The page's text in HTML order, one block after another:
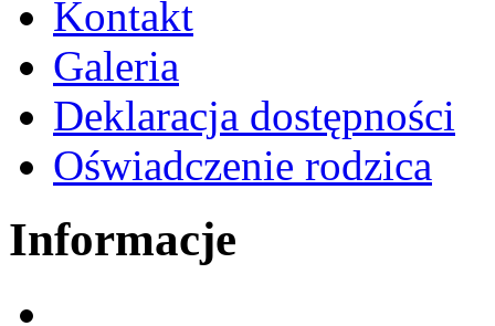
Kontakt
Galeria
Deklaracja dostępności
Oświadczenie rodzica
Informacje